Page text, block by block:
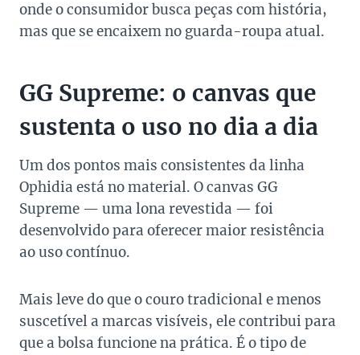
onde o consumidor busca peças com história,
mas que se encaixem no guarda-roupa atual.
GG Supreme: o canvas que
sustenta o uso no dia a dia
Um dos pontos mais consistentes da linha
Ophidia está no material. O canvas GG
Supreme — uma lona revestida — foi
desenvolvido para oferecer maior resistência
ao uso contínuo.
Mais leve do que o couro tradicional e menos
suscetível a marcas visíveis, ele contribui para
que a bolsa funcione na prática. É o tipo de